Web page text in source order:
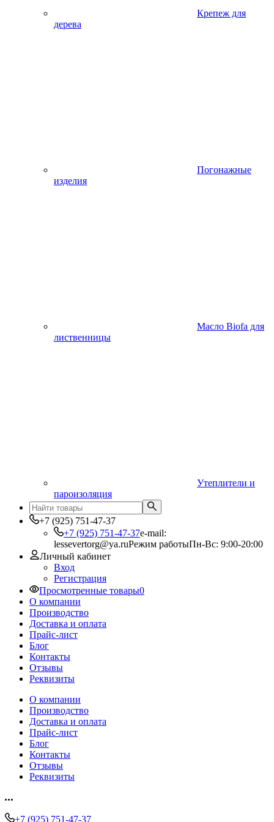
Крепеж для
дерева
Погонажные
изделия
Масло Biofa для
лиственницы
Утеплители и
пароизоляция
+7 (925) 751-47-37
+7 (925) 751-47-37e-mail:
lessevertorg@ya.ruРежим работыПн-Вс: 9:00-20:00
Личный кабинет
Вход
Регистрация
Просмотренные товары0
О компании
Производство
Доставка и оплата
Прайс-лист
Блог
Контакты
Отзывы
Реквизиты
О компании
Производство
Доставка и оплата
Прайс-лист
Блог
Контакты
Отзывы
Реквизиты
+7 (925) 751-47-37